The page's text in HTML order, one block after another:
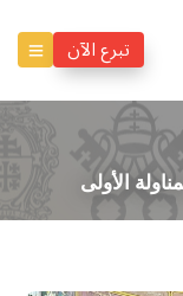
تبرع الآن